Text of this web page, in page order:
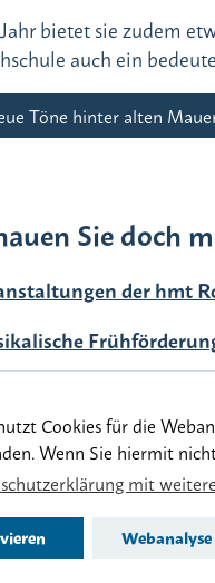
Cookies für die
Wenn Sie hiermit
mit
bietet sie zudem
auch ein
Töne hinter alten
Sie doch
der hmt